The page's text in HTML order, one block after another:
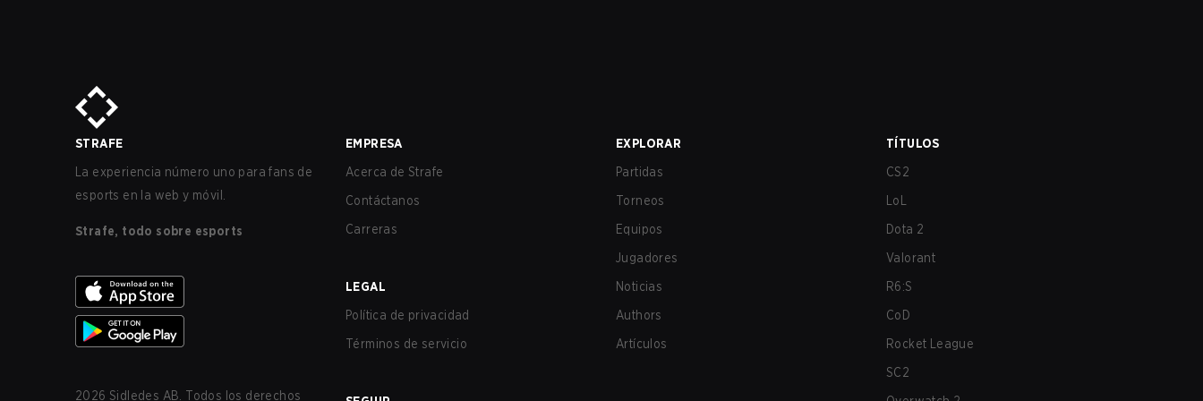
STRAFE
La experiencia número uno para fans de
esports en la web y móvil.
Strafe, todo sobre esports
2026 Sidledes AB. Todos los derechos
EMPRESA
Acerca de Strafe
Contáctanos
Carreras
LEGAL
Política de privacidad
Términos de servicio
EXPLORAR
Partidas
Torneos
Equipos
Jugadores
Noticias
Authors
Artículos
TÍTULOS
CS2
LoL
Dota 2
Valorant
R6:S
CoD
Rocket League
SC2